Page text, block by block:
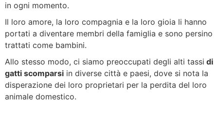
in ogni momento.
Il loro amore, la loro compagnia e la loro gioia li hanno
portati a diventare membri della famiglia e sono persino
trattati come bambini.
Allo stesso modo, ci siamo preoccupati degli alti tassi di
gatti scomparsi in diverse città e paesi, dove si nota la
disperazione dei loro proprietari per la perdita del loro
animale domestico.